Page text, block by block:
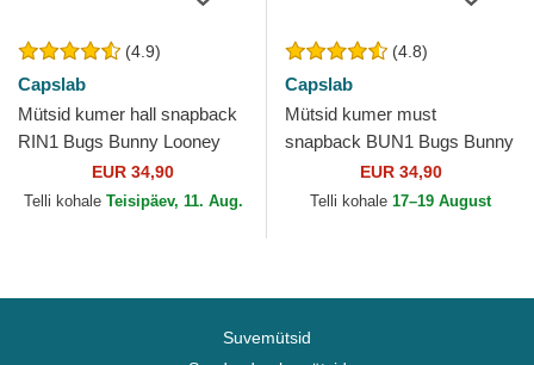
(4.9)
Capslab
Mütsid kumer hall snapback
RIN1 Bugs Bunny Looney
Tunes CapslabEUR 34,90
Telli kohale Teisipäev, 11. Aug.
(4.8)
Capslab
Mütsid kumer must
snapback BUN1 Bugs Bunny
Looney Tunes Capslab
EUR 34,90
Telli kohale 17–19 August
Suvemütsid